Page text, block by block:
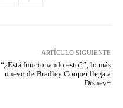
ARTÍCULO SIGUIENTE
“¿Está funcionando esto?”, lo más
nuevo de Bradley Cooper llega a
Disney+